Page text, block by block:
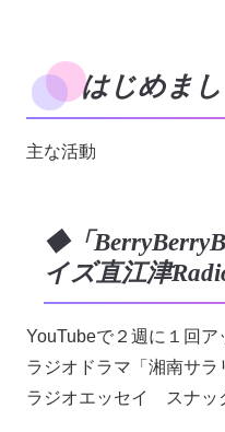
はじめまし
主な活動
◆「
イズ直江津
YouTubeで２週に１回ア
ラジオドラマ「湘南サラ
ラジオエッセイ スナッ